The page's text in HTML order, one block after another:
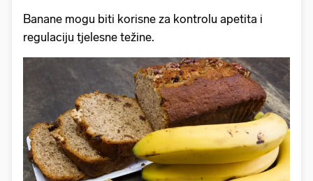
Banane mogu biti korisne za kontrolu apetita i
regulaciju tjelesne težine.